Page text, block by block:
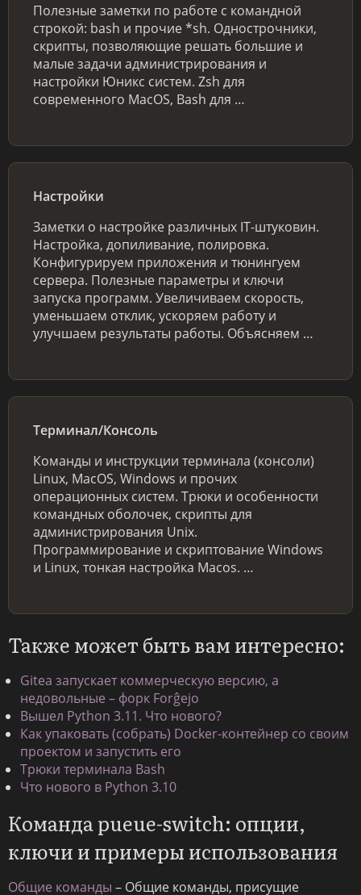
Полезные заметки по работе с командной
строкой: bash и прочие *sh. Однострочники,
скрипты, позволяющие решать большие и
малые задачи администрирования и
настройки Юникс систем. Zsh для
современного MacOS, Bash для …
Настройки
Заметки о настройке различных IT-штуковин.
Настройка, допиливание, полировка.
Конфигурируем приложения и тюнингуем
сервера. Полезные параметры и ключи
запуска программ. Увеличиваем скорость,
уменьшаем отклик, ускоряем работу и
улучшаем результаты работы. Объясняем …
Терминал/Консоль
Команды и инструкции терминала (консоли)
Linux, MacOS, Windows и прочих
операционных систем. Трюки и особенности
командных оболочек, скрипты для
администрирования Unix.
Программирование и скриптование Windows
и Linux, тонкая настройка Macos. …
Также может быть вам интересно:
Gitea запускает коммерческую версию, а
недовольные – форк Forĝejo
Вышел Python 3.11. Что нового?
Как упаковать (собрать) Docker-контейнер со своим
проектом и запустить его
Трюки терминала Bash
Что нового в Python 3.10
Команда pueue-switch: опции,
ключи и примеры использования
Общие команды – Общие команды, присущие